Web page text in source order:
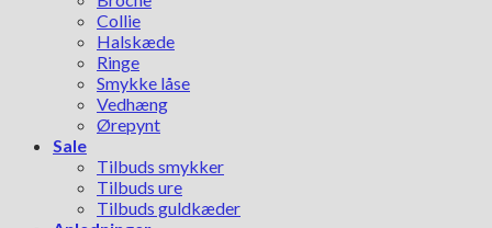
Collie
Halskæde
Ringe
Smykke låse
Vedhæng
Ørepynt
Sale
Tilbuds smykker
Tilbuds ure
Tilbuds guldkæder